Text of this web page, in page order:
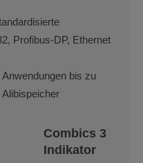
Profibus-DP, Ethernet
bis zu
Alibispeicher
Combics 3
Indikator